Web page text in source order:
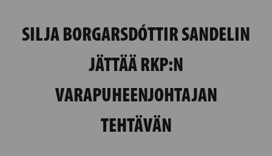
SILJA BORGARSDÓTTIR SANDELIN
JÄTTÄÄ RKP:N
VARAPUHEENJOHTAJAN
TEHTÄVÄN